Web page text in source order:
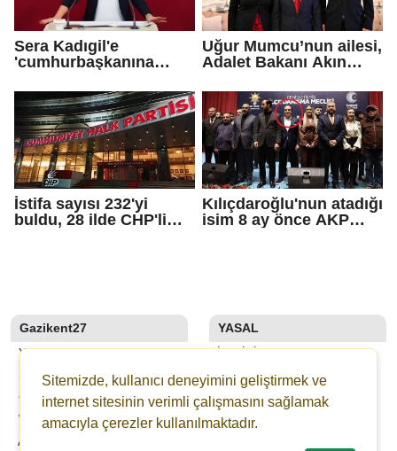
Sera Kadıgil'e
'cumhurbaşkanına
soruşturması
Uğur Mumcu’nun ailesi,
Adalet Bakanı Akın
İstifa sayısı 232'yi
buldu, 28 ilde CHP'li
Kılıçdaroğlu'nun atadığı
isim 8 ay önce AKP
Gazikent27
YAZARLAR
SON DAKİKA
GALERİLER
WEBTV
ANKETLER
YASAL
İLETIŞIM
KÜNYE
YAYIN İLKELERI
KURALLAR
Sitemizde, kullanıcı deneyimini geliştirmek ve
internet sitesinin verimli çalışmasını sağlamak
amacıyla çerezler kullanılmaktadır.